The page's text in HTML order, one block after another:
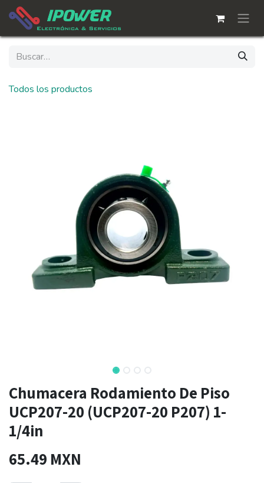
Ir al contenido
Todos los productos
Chumacera Rodamiento De Piso
UCP207-20 (UCP207-20 P207) 1-
1/4in
65.49 MXN